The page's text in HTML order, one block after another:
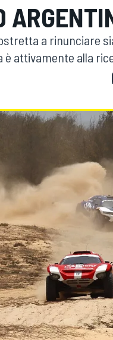
WEC
a rinunciare
è attivamente alla